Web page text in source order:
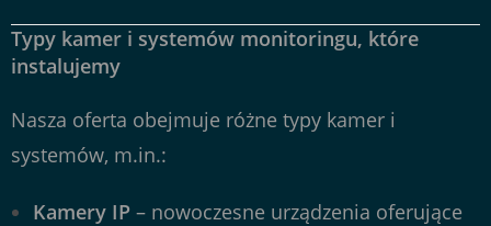
Typy kamer i systemów monitoringu, które
instalujemy
Nasza oferta obejmuje różne typy kamer i
systemów, m.in.:
Kamery IP – nowoczesne urządzenia oferujące